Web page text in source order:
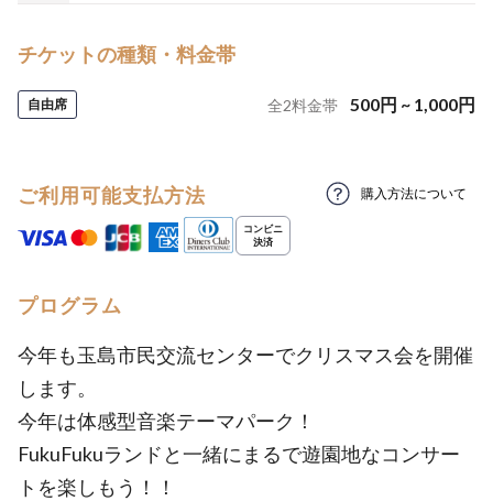
チケットの種類・料金帯
自由席 全2料金帯 500円 ~ 1,000円
ご利用可能支払方法 購入方法について
プログラム
今年も玉島市民交流センターでクリスマス会を開催
します。
今年は体感型音楽テーマパーク！
FukuFukuランドと一緒にまるで遊園地なコンサー
トを楽しもう！！